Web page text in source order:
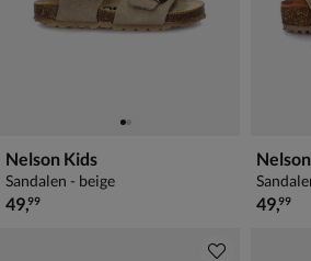
Nelson Kids
Sandalen - beige
€ 49,99
49,99 € 49,99
49,99